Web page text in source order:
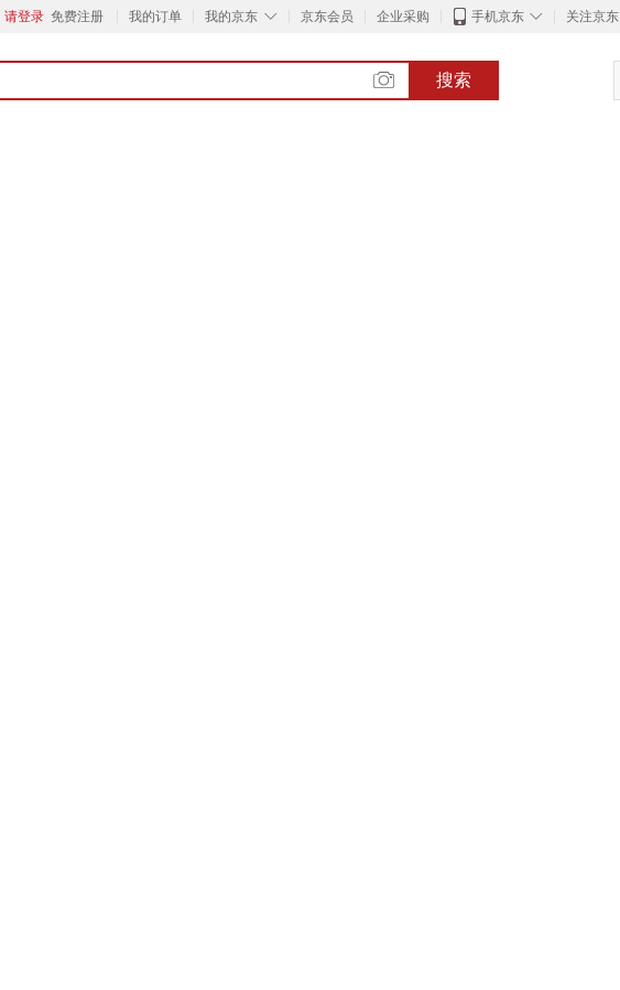
请登录 免费注册 我的订单 ◇
我的京东 京东会员 企业采购 ◇
手机京东 关注京东
搜索